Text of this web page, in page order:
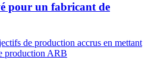
pour un fabricant de
de production accrus en mettant
production ARB